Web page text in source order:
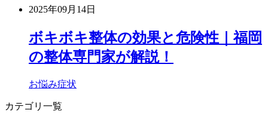
2025年09月14日
ボキボキ整体の効果と危険性｜福岡
の整体専門家が解説！
お悩み症状
カテゴリ一覧